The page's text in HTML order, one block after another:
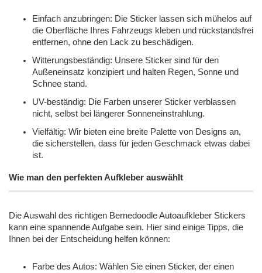
Einfach anzubringen: Die Sticker lassen sich mühelos auf
die Oberfläche Ihres Fahrzeugs kleben und rückstandsfrei
entfernen, ohne den Lack zu beschädigen.
Witterungsbeständig: Unsere Sticker sind für den
Außeneinsatz konzipiert und halten Regen, Sonne und
Schnee stand.
UV-beständig: Die Farben unserer Sticker verblassen
nicht, selbst bei längerer Sonneneinstrahlung.
Vielfältig: Wir bieten eine breite Palette von Designs an,
die sicherstellen, dass für jeden Geschmack etwas dabei
ist.
Wie man den perfekten Aufkleber auswählt
Die Auswahl des richtigen Bernedoodle Autoaufkleber Stickers
kann eine spannende Aufgabe sein. Hier sind einige Tipps, die
Ihnen bei der Entscheidung helfen können:
Farbe des Autos: Wählen Sie einen Sticker, der einen